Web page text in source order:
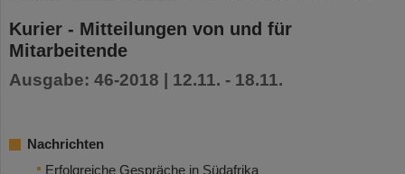
Kurier - Mitteilungen von und für
Mitarbeitende
Ausgabe: 46-2018 | 12.11. - 18.11.
Nachrichten
Erfolgreiche Gespräche in Südafrika